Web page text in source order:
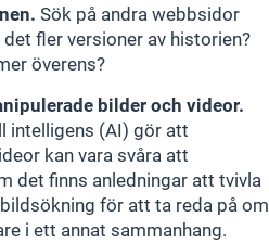
Sök på andra webbsidor
fler versioner av historien?
överens?
bilder och videor.
intelligens (AI) gör att
kan vara svåra att
det finns anledningar att tvivla
för att ta reda på om
i ett annat sammanhang.